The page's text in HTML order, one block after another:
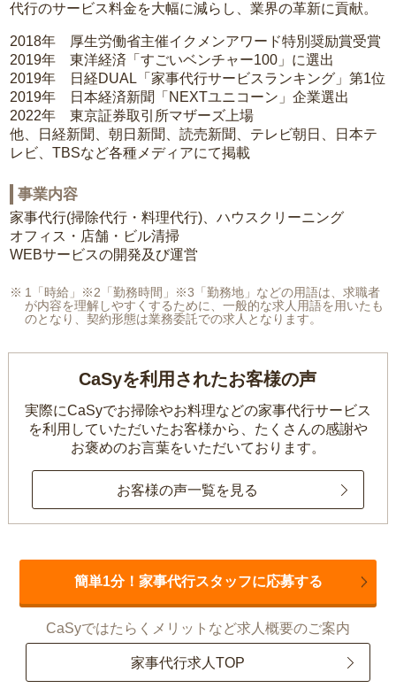
代行のサービス料金を大幅に減らし、業界の革新に貢献。
2018年 厚生労働省主催イクメンアワード特別奨励賞受賞
2019年 東洋経済「すごいベンチャー100」に選出
2019年 日経DUAL「家事代行サービスランキング」第1位
2019年 日本経済新聞「NEXTユニコーン」企業選出
2022年 東京証券取引所マザーズ上場
他、日経新聞、朝日新聞、読売新聞、テレビ朝日、日本テ
レビ、TBSなど各種メディアにて掲載
事業内容
家事代行(掃除代行・料理代行)、ハウスクリーニング
オフィス・店舗・ビル清掃
WEBサービスの開発及び運営
1「時給」※2「勤務時間」※3「勤務地」などの用語は、求職者
が内容を理解しやすくするために、一般的な求人用語を用いたも
のとなり、契約形態は業務委託での求人となります。
CaSyを利用されたお客様の声
実際にCaSyでお掃除やお料理などの家事代行サービス
を利用していただいたお客様から、 たくさんの感謝や
お褒めのお言葉をいただいております。
お客様の声一覧を見る
簡単1分！家事代行スタッフに応募する
CaSyではたらくメリットなど求人概要のご案内
家事代行求人TOP